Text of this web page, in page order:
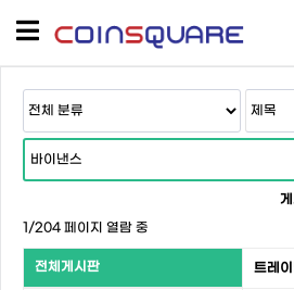
1/204 페이지 열람 중
전체게시판 트레